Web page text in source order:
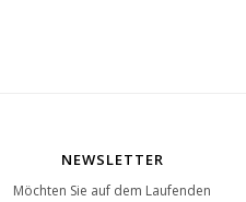
NEWSLETTER
Möchten Sie auf dem Laufenden